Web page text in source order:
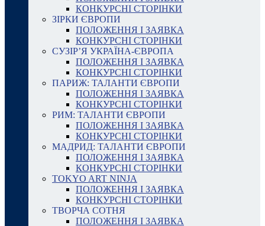
КОНКУРСНІ СТОРІНКИ
ЗІРКИ ЄВРОПИ
ПОЛОЖЕННЯ І ЗАЯВКА
КОНКУРСНІ СТОРІНКИ
СУЗІР’Я УКРАЇНА-ЄВРОПА
ПОЛОЖЕННЯ І ЗАЯВКА
КОНКУРСНІ СТОРІНКИ
ПАРИЖ: ТАЛАНТИ ЄВРОПИ
ПОЛОЖЕННЯ І ЗАЯВКА
КОНКУРСНІ СТОРІНКИ
РИМ: ТАЛАНТИ ЄВРОПИ
ПОЛОЖЕННЯ І ЗАЯВКА
КОНКУРСНІ СТОРІНКИ
МАДРИД: ТАЛАНТИ ЄВРОПИ
ПОЛОЖЕННЯ І ЗАЯВКА
КОНКУРСНІ СТОРІНКИ
TOKYO ART NINJA
ПОЛОЖЕННЯ І ЗАЯВКА
КОНКУРСНІ СТОРІНКИ
ТВОРЧА СОТНЯ
ПОЛОЖЕННЯ І ЗАЯВКА